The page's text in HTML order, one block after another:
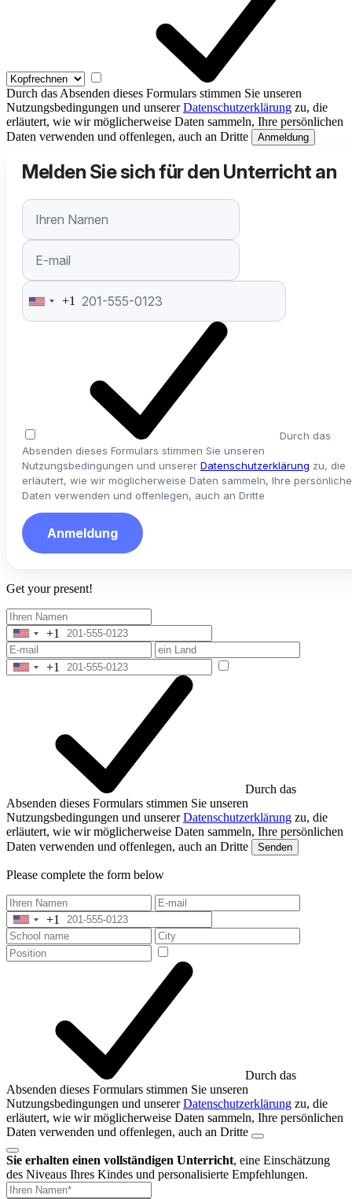
Durch das Absenden dieses Formulars stimmen Sie unseren
Nutzungsbedingungen und unsererDatenschutzerklärung zu, die
erläutert, wie wir möglicherweise Daten sammeln, Ihre persönlichen
Daten verwenden und offenlegen, auch an Dritte
Anmeldung
Melden Sie sich für den Unterricht an
United
States
+1
Durch das
Absenden dieses Formulars stimmen Sie unseren
Nutzungsbedingungen und unserer Datenschutzerklärung zu, die
erläutert, wie wir möglicherweise Daten sammeln, Ihre
Daten verwenden und offenlegen, auch an Dritte
Anmeldung
Get your present!
United
States
+1
+1
United
+1
Durch das
Absenden dieses Formulars stimmen Sie unseren
Nutzungsbedingungen und unsererDatenschutzerklärung zu, die
erläutert, wie wir möglicherweise Daten sammeln, Ihre persönlichen
Daten verwenden und offenlegen, auch an Dritte
Senden
Please complete the form below
United
States
+1
+1
Durch das
Absenden dieses Formulars stimmen Sie unseren
Nutzungsbedingungen und unsererDatenschutzerklärung zu, die
erläutert, wie wir möglicherweise Daten sammeln, Ihre persönlichen
Daten verwenden und offenlegen, auch an Dritte
Sie erhalten einen vollständigen Unterricht, eine Einschätzung
des Niveaus Ihres Kindes und personalisierte Empfehlungen.